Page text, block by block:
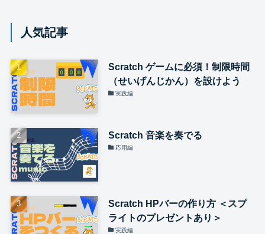
人気記事
Scratch ゲームに必須！制限時間
（せいげんじかん）を設けよう
実践編
Scratch 音楽を奏でる
応用編
Scratch HPバーの作り方 ＜スプ
ライトのプレゼントあり＞
実践編